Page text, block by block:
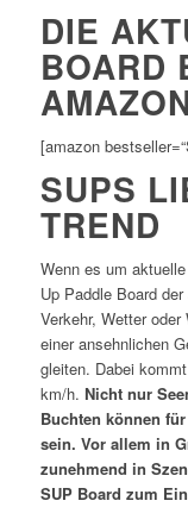
DIE
BOARD
[amazon
SUPS
TREND
Wenn es um
Up Paddle Board
Verkehr, Wetter
einer ansehnlichen
gleiten. Dabei
km/h. Nicht nur
Buchten können
sein. Vor allem in
zunehmend in
SUP Board zum